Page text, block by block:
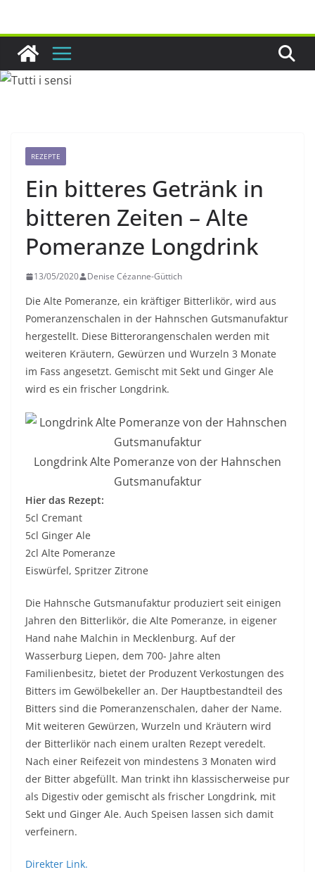
springen
REZEPTE
Ein bitteres Getränk in
bitteren Zeiten – Alte
Pomeranze Longdrink
13/05/2020 Denise Cézanne-Güttich
Die Alte Pomeranze, ein kräftiger Bitterlikör, wird aus
Pomeranzenschalen in der Hahnschen Gutsmanufaktur
hergestellt. Diese Bitterorangenschalen werden mit
weiteren Kräutern, Gewürzen und Wurzeln 3 Monate
im Fass angesetzt. Gemischt mit Sekt und Ginger Ale
wird es ein frischer Longdrink.
Longdrink Alte Pomeranze von der Hahnschen
Gutsmanufaktur
Hier das Rezept:
5cl Cremant
5cl Ginger Ale
2cl Alte Pomeranze
Eiswürfel, Spritzer Zitrone
Die Hahnsche Gutsmanufaktur produziert seit einigen
Jahren den Bitterlikör, die Alte Pomeranze, in eigener
Hand nahe Malchin in Mecklenburg. Auf der
Wasserburg Liepen, dem 700- Jahre alten
Familienbesitz, bietet der Produzent Verkostungen des
Bitters im Gewölbekeller an. Der Hauptbestandteil des
Bitters sind die Pomeranzenschalen, daher der Name.
Mit weiteren Gewürzen, Wurzeln und Kräutern wird
der Bitterlikör nach einem uralten Rezept veredelt.
Nach einer Reifezeit von mindestens 3 Monaten wird
der Bitter abgefüllt. Man trinkt ihn klassischerweise pur
als Digestiv oder gemischt als frischer Longdrink, mit
Sekt und Ginger Ale. Auch Speisen lassen sich damit
verfeinern.
Direkter Link.